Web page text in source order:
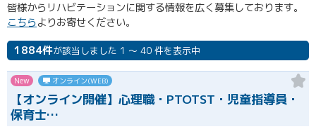
皆様からリハビテーションに関する情報を広く募集しております。
こちらよりお寄せください。
1884件が該当しました 1 ～ 40 件を表示中
New オンライン(WEB)
【オンライン開催】心理職・PTOTST・児童指導員・
保育士…